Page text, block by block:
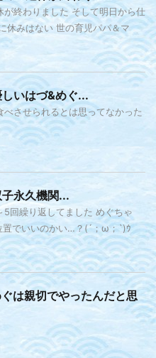
が終わりました そして明日から仕
休みはない 世の育児パパ＆マ
いはづ&めぐ...
べさせられるとは思ってなかった
永久機関...
5回繰り返してました めぐちゃ
置でいいのかい…？(´；ω；`)ｳ
は親切でやったんだと思